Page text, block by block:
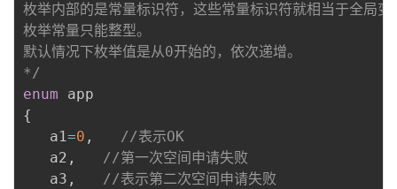
枚举内部的是常量标识符，这些常量标识符就相当于全局
枚举常量只能整型。
默认情况下枚举值是从0开始的，依次递增。
*/
enum
{
   a1
=0 ,
//表示OK
   a2
,
//第一次空间申请失败
   a3
,
//表示第二次空间申请失败